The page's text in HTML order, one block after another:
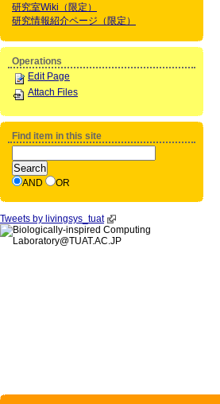
研究室Wiki（限定）
研究情報紹介ページ（限定）
Operations
Edit Page
Attach Files
Find item in this site
AND OR
Tweets by livingsys_tuat